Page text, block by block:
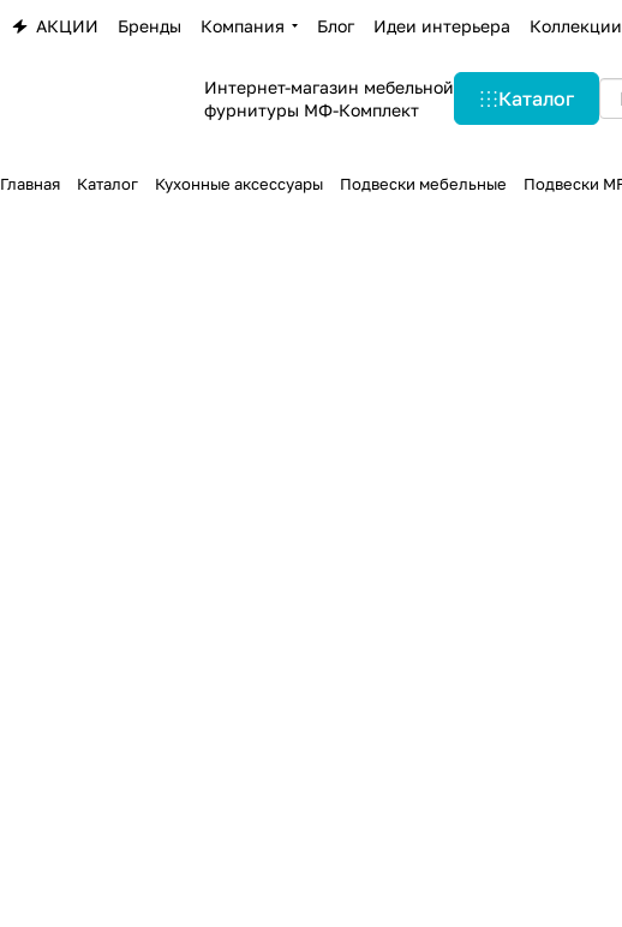
АКЦИИ Бренды Компания Блог Идеи интерьера Коллекции
Интернет-магазин мебельной
фурнитуры МФ-Комплект
Каталог
Главная Каталог Кухонные аксессуары Подвески мебельные Подвески